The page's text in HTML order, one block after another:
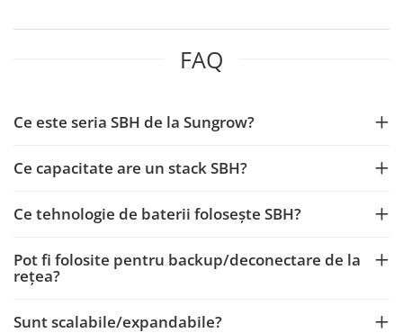
FAQ
Ce este seria SBH de la Sungrow?
Ce capacitate are un stack SBH?
Ce tehnologie de baterii foloseşte SBH?
Pot fi folosite pentru backup/deconectare de la
reţea?
Sunt scalabile/expandabile?